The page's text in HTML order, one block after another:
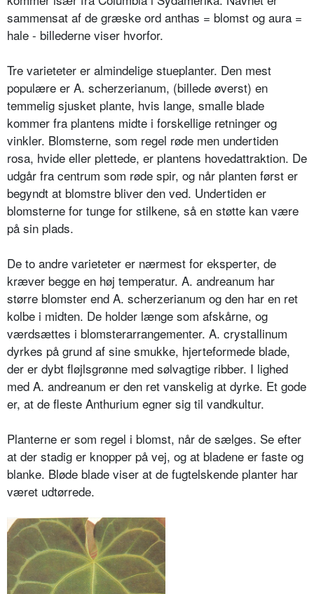
sammensat af de græske ord anthas = blomst og aura =
hale - billederne viser hvorfor.
Tre varieteter er almindelige stueplanter. Den mest
populære er A. scherzerianum, (billede øverst) en
temmelig sjusket plante, hvis lange, smalle blade
kommer fra plantens midte i forskellige retninger og
vinkler. Blomsterne, som regel røde men undertiden
rosa, hvide eller plettede, er plantens hovedattraktion. De
udgår fra centrum som røde spir, og når planten først er
begyndt at blomstre bliver den ved. Undertiden er
blomsterne for tunge for stilkene, så en støtte kan være
på sin plads.
De to andre varieteter er nærmest for eksperter, de
kræver begge en høj temperatur. A. andreanum har
større blomster end A. scherzerianum og den har en ret
kolbe i midten. De holder længe som afskårne, og
værdsættes i blomsterarrangementer. A. crystallinum
dyrkes på grund af sine smukke, hjerteformede blade,
der er dybt fløjlsgrønne med sølvagtige ribber. I lighed
med A. andreanum er den ret vanskelig at dyrke. Et gode
er, at de fleste Anthurium egner sig til vandkultur.
Planterne er som regel i blomst, når de sælges. Se efter
at der stadig er knopper på vej, og at bladene er faste og
blanke. Bløde blade viser at de fugtelskende planter har
været udtørrede.